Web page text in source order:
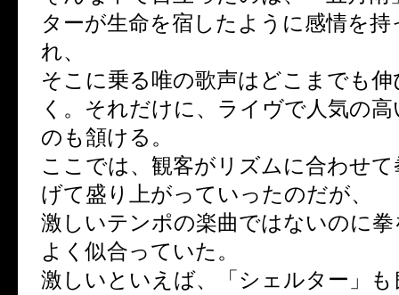
ターが生命を宿したように感情を
れ、
そこに乗る唯の歌声はどこまでも
く。それだけに、ライヴで人気の
のも頷ける。
ここでは、観客がリズムに合わせ
げて盛り上がっていったのだが、
激しいテンポの楽曲ではないのに
よく似合っていた。
激しいといえば、「シェルター」